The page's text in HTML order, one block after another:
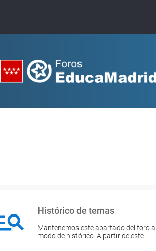
Histórico de temas
Mantenemos este apartado del foro a
modo de histórico. A partir de este…